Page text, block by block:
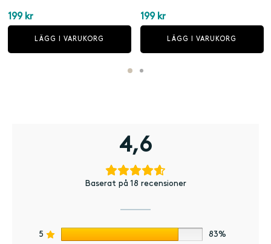
199 kr
LÄGG I VARUKORG
199 kr
LÄGG I VARUKORG
4,6
Baserat på 18 recensioner
5
83%